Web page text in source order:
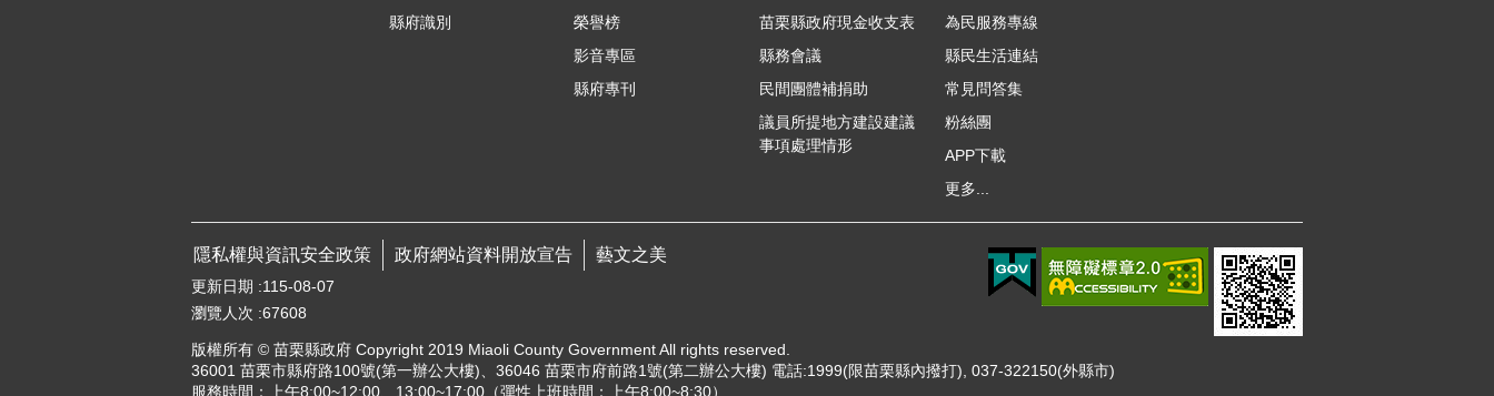
縣府識別
榮譽榜
影音專區
縣府專刊
苗栗縣政府現金收支表
縣務會議
民間團體補捐助
議員所提地方建設建議
事項處理情形
為民服務專線
縣民生活連結
常見問答集
粉絲團
APP下載
更多...
隱私權與資訊安全政策 政府網站資料開放宣告 藝文之美
更新日期
115-08-07
瀏覽人次 67608
版權所有 © 苗栗縣政府 Copyright 2019 Miaoli County Government All rights reserved.
36001 苗栗市縣府路100號(第一辦公大樓)、36046 苗栗市府前路1號(第二辦公大樓) 電話:1999(限苗栗縣內撥打), 037-322150(外縣市)
服務時間：上午8:00~12:00、13:00~17:00（彈性上班時間：上午8:00~8:30）